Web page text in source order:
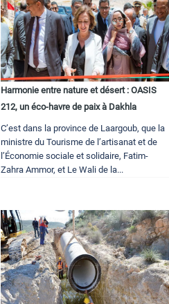
Harmonie entre nature et désert : OASIS
212, un éco-havre de paix à Dakhla
C’est dans la province de Laargoub, que la
ministre du Tourisme de l’artisanat et de
l’Économie sociale et solidaire, Fatim-
Zahra Ammor, et Le Wali de la...